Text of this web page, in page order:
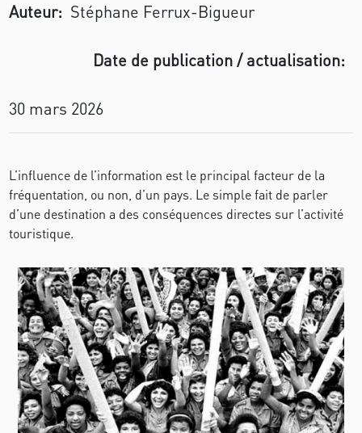
Auteur: Stéphane Ferrux-Bigueur
Date de publication / actualisation:
30 mars 2026
L’influence de l’information est le principal facteur de la
fréquentation, ou non, d’un pays. Le simple fait de parler
d’une destination a des conséquences directes sur l’activité
touristique.